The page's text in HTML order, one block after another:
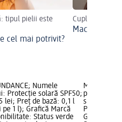
tipul pielii este
cel mai potrivit?
Cuplul de vis
Machiaj și
Numele
Protecție solară SPF50;
lei; Preț de bază: 0,1 l
pe 1 l); Grafică Marcă
Status verde
Marcă:
produsului:
sport
Preț de
Grafică